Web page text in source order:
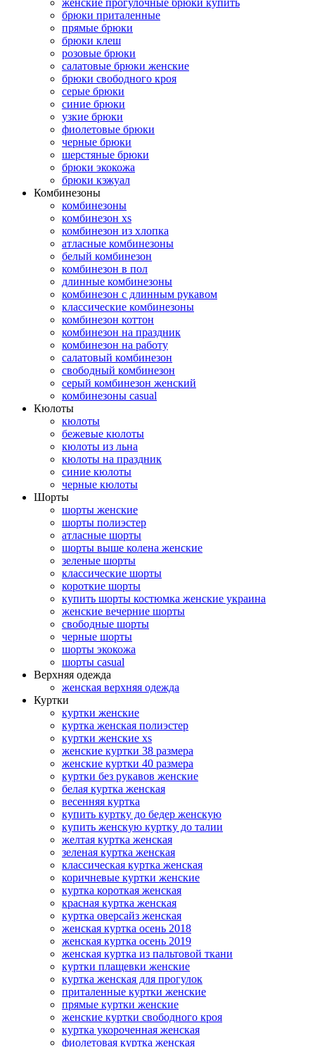
брюки приталенные
прямые брюки
брюки клеш
розовые брюки
салатовые брюки женские
брюки свободного кроя
серые брюки
синие брюки
узкие брюки
фиолетовые брюки
черные брюки
шерстяные брюки
брюки экокожа
брюки кэжуал
Комбинезоны
комбинезоны
комбинезон xs
комбинезон из хлопка
атласные комбинезоны
белый комбинезон
комбинезон в пол
длинные комбинезоны
комбинезон с длинным рукавом
классические комбинезоны
комбинезон коттон
комбинезон на праздник
комбинезон на работу
салатовый комбинезон
свободный комбинезон
серый комбинезон женский
комбинезоны casual
Кюлоты
кюлоты
бежевые кюлоты
кюлоты из льна
кюлоты на праздник
синие кюлоты
черные кюлоты
Шорты
шорты женские
шорты полиэстер
атласные шорты
шорты выше колена женские
зеленые шорты
классические шорты
короткие шорты
купить шорты костюмка женские украина
женские вечерние шорты
свободные шорты
черные шорты
шорты экокожа
шорты casual
Верхняя одежда
женская верхняя одежда
Куртки
куртки женские
куртка женская полиэстер
куртки женские xs
женские куртки 38 размера
женские куртки 40 размера
куртки без рукавов женские
белая куртка женская
весенняя куртка
купить куртку до бедер женскую
купить женскую куртку до талии
желтая куртка женская
зеленая куртка женская
классическая куртка женская
коричневые куртки женские
куртка короткая женская
красная куртка женская
куртка оверсайз женская
женская куртка осень 2018
женская куртка осень 2019
женская куртка из пальтовой ткани
куртки плащевки женские
куртка женская для прогулок
приталенные куртки женские
прямые куртки женские
женские куртки свободного кроя
куртка укороченная женская
фиолетовая куртка женская